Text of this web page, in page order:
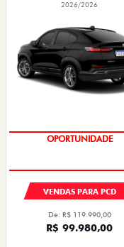
2026/2026
OPORTUNIDADE
VENDAS PARA PCD
De: R$ 119.990,00
R$ 99.980,00